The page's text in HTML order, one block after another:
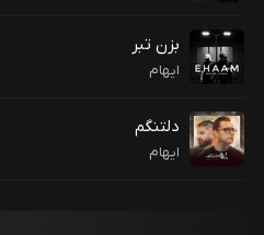
بزن تبر
ایهام
دلتنگم
ایهام